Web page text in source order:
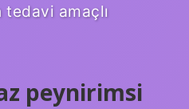
amaçlı
peynirimsi